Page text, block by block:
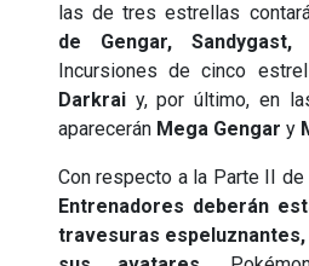
las de tres estrellas
de Gengar, Sandygast,
Incursiones de cinco
Darkrai y, por último, en
aparecerán Mega Gengar y
Con respecto a la Parte II
Entrenadores deberán
travesuras